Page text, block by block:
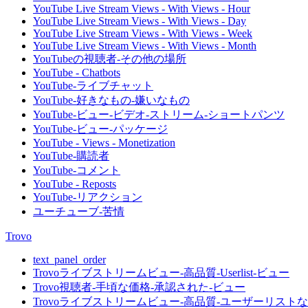
YouTube Live Stream Views - With Views - Hour
YouTube Live Stream Views - With Views - Day
YouTube Live Stream Views - With Views - Week
YouTube Live Stream Views - With Views - Month
YouTubeの視聴者-その他の場所
YouTube - Chatbots
YouTube-ライブチャット
YouTube-好きなもの-嫌いなもの
YouTube-ビュー-ビデオ-ストリーム-ショートパンツ
YouTube-ビュー-パッケージ
YouTube - Views - Monetization
YouTube-購読者
YouTube-コメント
YouTube - Reposts
YouTube-リアクション
ユーチューブ-苦情
Trovo
text_panel_order
Trovoライブストリームビュー-高品質-Userlist-ビュー
Trovo視聴者-手頃な価格-承認された-ビュー
Trovoライブストリームビュー-高品質-ユーザーリスト